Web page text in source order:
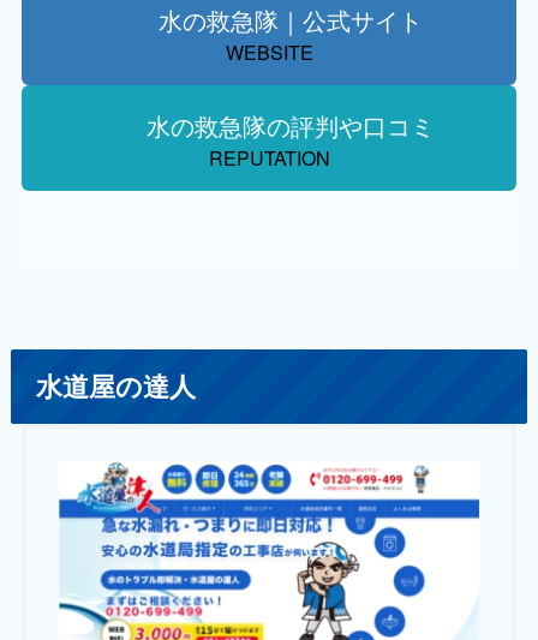
水の救急隊｜公式サイト
WEBSITE
水の救急隊の評判や口コミ
REPUTATION
水道屋の達人